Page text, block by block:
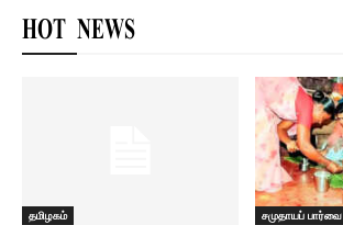
HOT NEWS
தமிழகம் சமுதாயப் பார்வை